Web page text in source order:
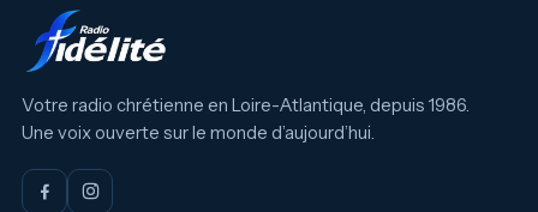
Votre radio chrétienne en Loire-Atlantique, depuis 1986.
Une voix ouverte sur le monde d’aujourd’hui.